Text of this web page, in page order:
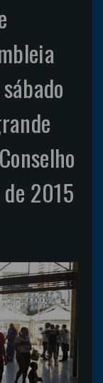
2015